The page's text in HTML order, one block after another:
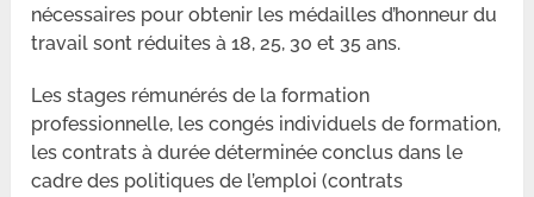
nécessaires pour obtenir les médailles d’honneur du
travail sont réduites à 18, 25, 30 et 35 ans.
Les stages rémunérés de la formation
professionnelle, les congés individuels de formation,
les contrats à durée déterminée conclus dans le
cadre des politiques de l’emploi (contrats